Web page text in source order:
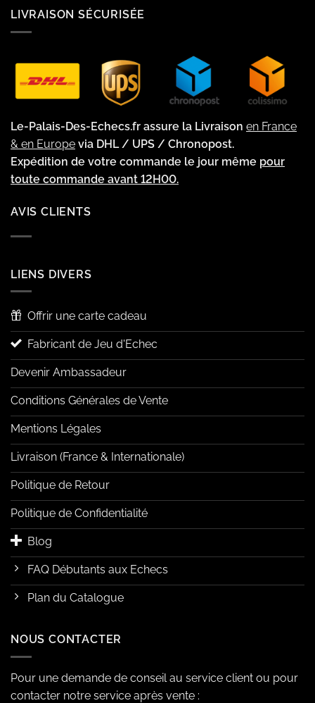
LIVRAISON SÉCURISÉE
Le-Palais-Des-Echecs.fr assure la Livraison en France
& en Europe via DHL / UPS / Chronopost.
Expédition de votre commande le jour même pour
toute commande avant 12H00.
AVIS CLIENTS
LIENS DIVERS
Offrir une carte cadeau
Fabricant de Jeu d'Echec
Devenir Ambassadeur
Conditions Générales de Vente
Mentions Légales
Livraison (France & Internationale)
Politique de Retour
Politique de Confidentialité
Blog
FAQ Débutants aux Echecs
Plan du Catalogue
NOUS CONTACTER
Pour une demande de conseil au service client ou pour
contacter notre service après vente :